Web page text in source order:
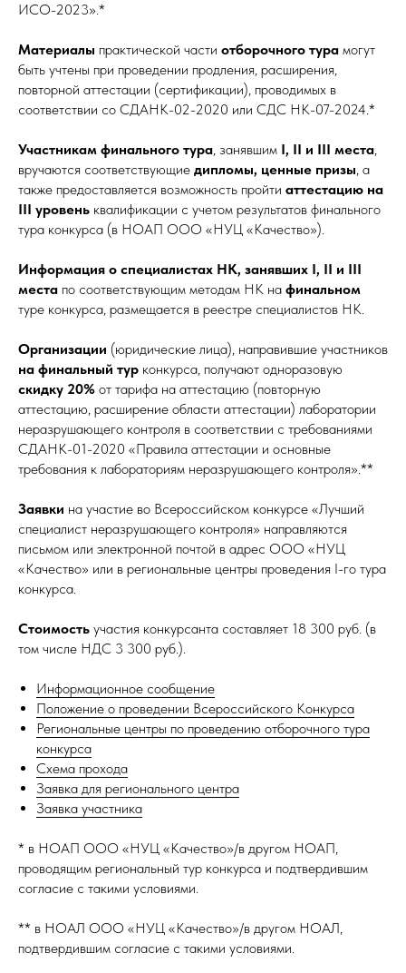
ИСО-2023».*
Материалы практической части отборочного тура могут
быть учтены при проведении продления, расширения,
повторной аттестации (сертификации), проводимых в
соответствии со СДАНК-02-2020 или СДС НК-07-2024.*
Участникам финального тура, занявшим I, II и III места,
вручаются соответствующие дипломы, ценные призы, а
также предоставляется возможность пройти аттестацию на
III уровень квалификации с учетом результатов финального
тура конкурса (в НОАП ООО «НУЦ «Качество»).
Информация о специалистах НК, занявших I, II и III
места по соответствующим методам НК на финальном
туре конкурса, размещается в реестре специалистов НК.
Организации (юридические лица), направившие участников
на финальный тур конкурса, получают одноразовую
скидку 20% от тарифа на аттестацию (повторную
аттестацию, расширение области аттестации) лаборатории
неразрушающего контроля в соответствии с требованиями
СДАНК-01-2020 «Правила аттестации и основные
требования к лабораториям неразрушающего контроля».**
Заявки на участие во Всероссийском конкурсе «Лучший
специалист неразрушающего контроля» направляются
письмом или электронной почтой в адрес ООО «НУЦ
«Качество» или в региональные центры проведения I-го тура
конкурса.
Стоимость участия конкурсанта составляет 18 300 руб. (в
том числе НДС 3 300 руб.).
Информационное сообщение
Положение о проведении Всероссийского Конкурса
Региональные центры по проведению отборочного тура
конкурса
Схема прохода
Заявка для регионального центра
Заявка участника
* в НОАП ООО «НУЦ «Качество»/в другом НОАП,
проводящим региональный тур конкурса и подтвердившим
согласие с такими условиями.
** в НОАЛ ООО «НУЦ «Качество»/в другом НОАЛ,
подтвердившим согласие с такими условиями.